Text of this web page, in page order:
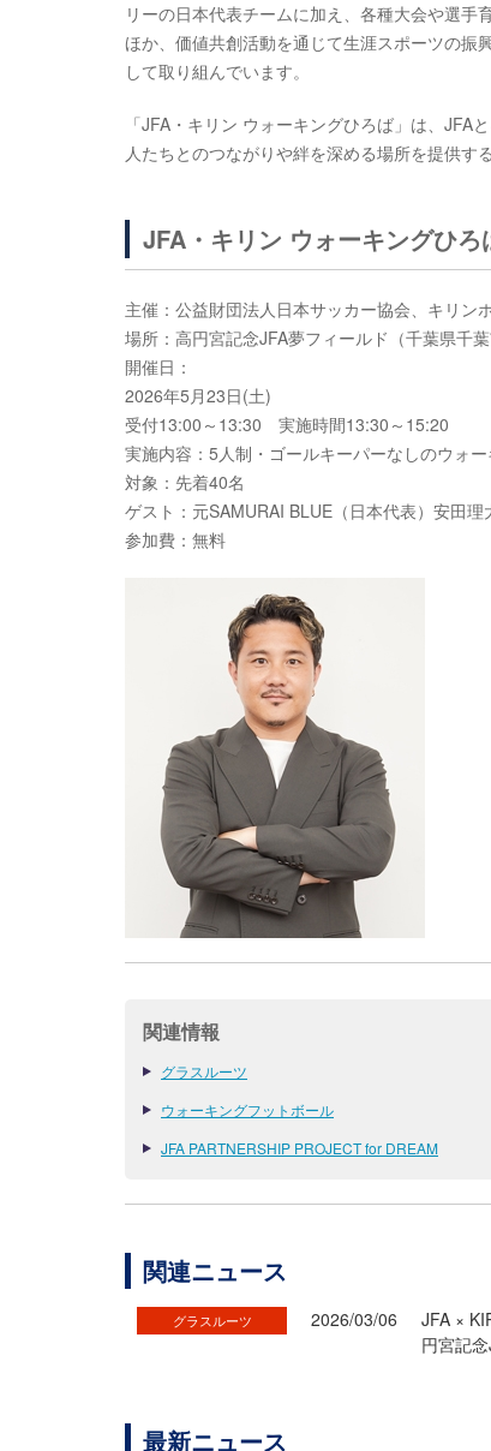
リーの日本代表チームに加え、各種大会や選
ほか、価値共創活動を通じて生涯スポーツの振
して取り組んでいます。
「JFA・キリン ウォーキングひろば」は、
人たちとのつながりや絆を深める場所を提供す
JFA・キリン ウォーキングひ
主催：公益財団法人日本サッカー協会、キリン
場所：高円宮記念JFA夢フィールド（千葉県千葉
開催日：
2026年5月23日(土)
受付13:00～13:30 実施時間13:30～15:20
実施内容：5人制・ゴールキーパーなしのウォ
対象：先着40名
ゲスト：元SAMURAI BLUE（日本代表）安田理
参加費：無料
関連情報
グラスルーツ
ウォーキングフットボール
JFA PARTNERSHIP PROJECT for DREAM
関連ニュース
グラスルーツ 2026/03/06
JFA ×
円宮記
最新ニュース